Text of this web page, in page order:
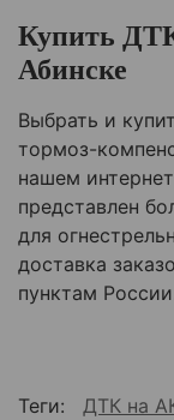
Купить
Абинске
Выбрать и
тормоз-
нашем
представлен
для
доставка
пунктам
Теги: ДТК на